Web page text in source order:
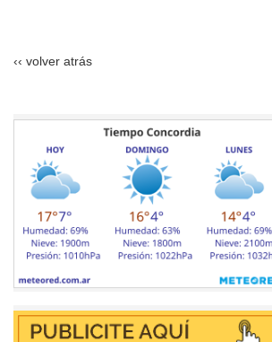
‹‹ volver atrás